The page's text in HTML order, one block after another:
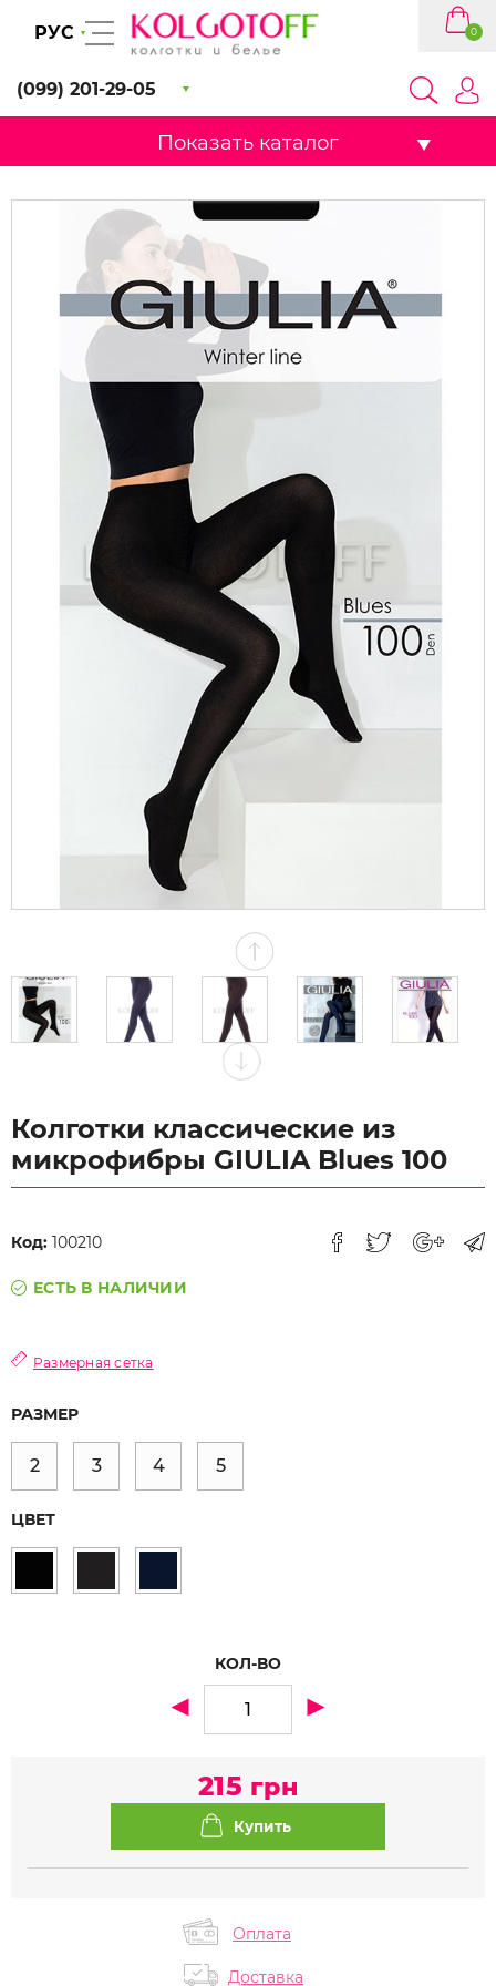
РУС
(099) 201-29-05
0
Показать каталог
Колготки классические из
микрофибры GIULIA Blues 100
Код: 100210
ЕСТЬ В НАЛИЧИИ
Размерная сетка
РАЗМЕР
2 3 4 5
ЦВЕТ
КОЛ-ВО
215 грн
Оплата
Доставка